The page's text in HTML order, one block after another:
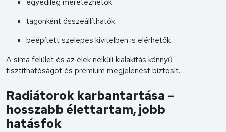
tagonként összeállíthatók
beépített szelepes kivitelben is elérhetők
A sima felület és az élek nélküli kialakítás könnyű
tisztíthatóságot és prémium megjelenést biztosít.
Radiátorok karbantartása –
hosszabb élettartam, jobb
hatásfok